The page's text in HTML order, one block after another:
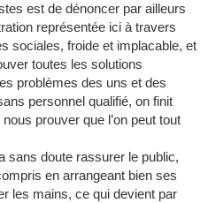
est de dénoncer par ailleurs
représentée ici à travers
sociales, froide et implacable, et
toutes les solutions
problèmes des uns et des
personnel qualifié, on finit
prouver que l’on peut tout
sans doute rassurer le public,
en arrangeant bien ses
les mains, ce qui devient par